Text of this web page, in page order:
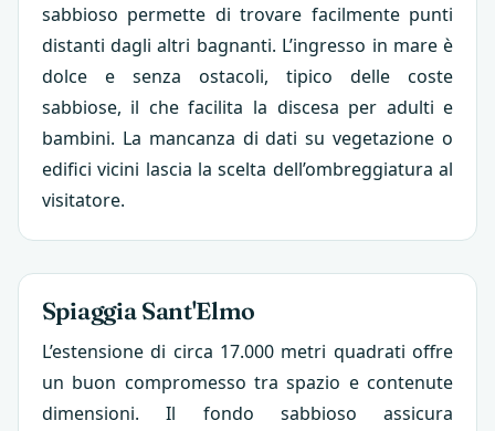
sabbioso permette di trovare facilmente punti
distanti dagli altri bagnanti. L’ingresso in mare è
dolce e senza ostacoli, tipico delle coste
sabbiose, il che facilita la discesa per adulti e
bambini. La mancanza di dati su vegetazione o
edifici vicini lascia la scelta dell’ombreggiatura al
visitatore.
Spiaggia Sant'Elmo
L’estensione di circa 17.000 metri quadrati offre
un buon compromesso tra spazio e contenute
dimensioni. Il fondo sabbioso assicura